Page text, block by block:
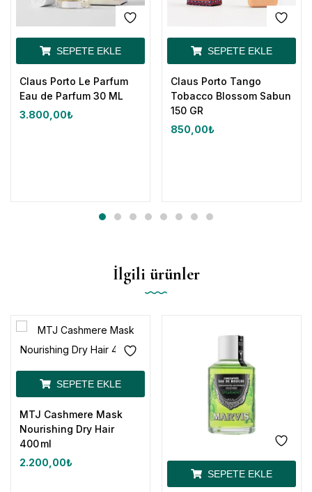
SEPETE EKLE
Claus Porto Le Parfum
Eau de Parfum 30 ML
3.800,00₺
SEPETE EKLE
Claus Porto Tango
Tobacco Blossom Sabun
150 GR
850,00₺
İlgili ürünler
SEPETE EKLE
MTJ Cashmere Mask
Nourishing Dry Hair
400 ml
2.200,00₺
SEPETE EKLE